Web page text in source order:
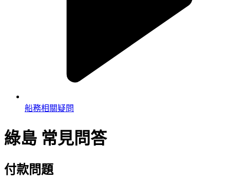
船務相關疑問
綠島 常見問答
付款問題